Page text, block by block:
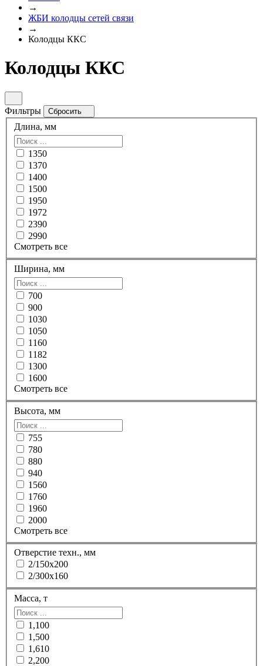
→
ЖБИ колодцы сетей связи
→
Колодцы ККС
Колодцы ККС
Фильтры Сбросить
Длина, мм
1350
1370
1400
1500
1950
1972
2390
2990
Смотреть все
Ширина, мм
700
900
1030
1050
1160
1182
1300
1600
Смотреть все
Высота, мм
755
780
880
940
1560
1760
1960
2000
Смотреть все
Отверстие техн., мм
2/150х200
2/300х160
Масса, т
1,100
1,500
1,610
2,200